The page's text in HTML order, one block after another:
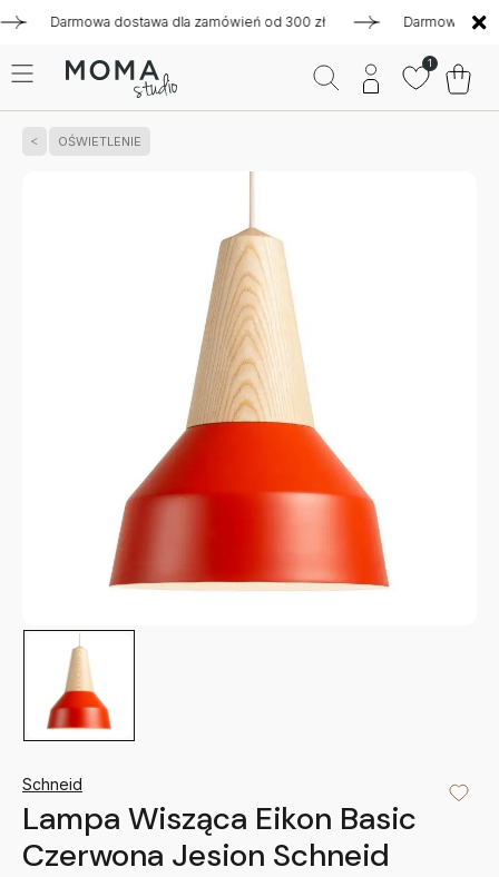
Darmowa dostawa dla zamówień od 300 zł Darmowa dostawa
1
OŚWIETLENIE
Schneid
Lampa Wisząca Eikon Basic
Czerwona Jesion Schneid